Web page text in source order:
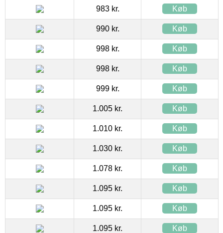
983 kr. Køb
990 kr. Køb
998 kr. Køb
998 kr. Køb
999 kr. Køb
1.005 kr. Køb
1.010 kr. Køb
1.030 kr. Køb
1.078 kr. Køb
1.095 kr. Køb
1.095 kr. Køb
1.095 kr. Køb